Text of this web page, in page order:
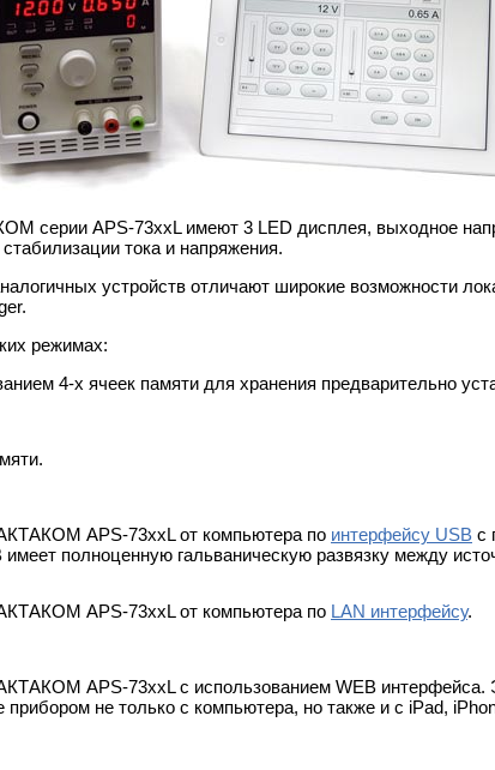
серии APS-73xxL имеют 3 LED дисплея, выходное
тока и напряжения.
устройств отличают широкие возможности
режимах:
4-х ячеек памяти для хранения предварительно
APS-73хxL от компьютера по интерфейсу USB с
полноценную гальваническую развязку между
APS-73хxL от компьютера по LAN интерфейсу.
APS-73хxL c использованием WEB интерфейса.
не только с компьютера, но также и с iPad,